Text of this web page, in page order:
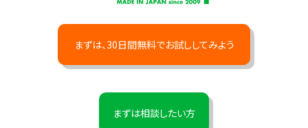
まずは、30日間無料でお試ししてみよう
まずは相談したい方